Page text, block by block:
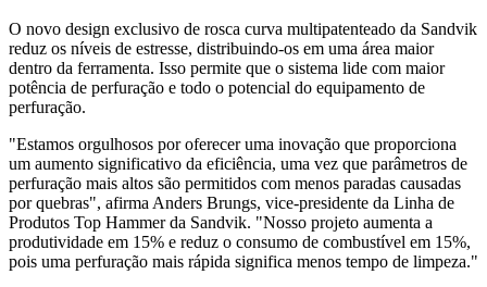
O novo design exclusivo de rosca curva multipatenteado da Sandvik
reduz os níveis de estresse, distribuindo-os em uma área maior
dentro da ferramenta. Isso permite que o sistema lide com maior
potência de perfuração e todo o potencial do equipamento de
perfuração.
"Estamos orgulhosos por oferecer uma inovação que proporciona
um aumento significativo da eficiência, uma vez que parâmetros de
perfuração mais altos são permitidos com menos paradas causadas
por quebras", afirma Anders Brungs, vice-presidente da Linha de
Produtos Top Hammer da Sandvik. "Nosso projeto aumenta a
produtividade em 15% e reduz o consumo de combustível em 15%,
pois uma perfuração mais rápida significa menos tempo de limpeza."